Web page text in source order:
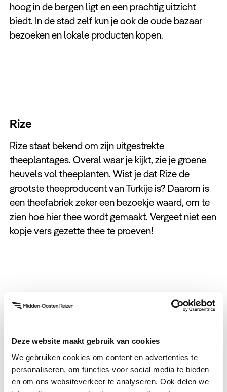
Deze website maakt gebruik van cookies
We gebruiken cookies om content en advertenties te
personaliseren, om functies voor social media te bieden
en om ons websiteverkeer te analyseren. Ook delen we
hoog in de bergen ligt en een prachtig uitzicht
biedt. In de stad zelf kun je ook de oude bazaar
bezoeken en lokale producten kopen.
Rize
Rize staat bekend om zijn uitgestrekte
theeplantages. Overal waar je kijkt, zie je groene
heuvels vol theeplanten. Wist je dat Rize de
grootste theeproducent van Turkije is? Daarom is
een theefabriek zeker een bezoekje waard, om te
zien hoe hier thee wordt gemaakt. Vergeet niet een
kopje vers gezette thee te proeven!
Amasra
Amasra is een charmant vissersdorpje met een
mooie haven. Het dorpje ligt op heuvels met een
rotsachtige kust, wat mooie plaatjes oplevert. Hier
kun je heerlijk ontspannen aan het strand of